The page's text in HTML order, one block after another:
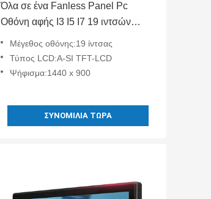
Όλα σε ένα Fanless Panel Pc
Οθόνη αφής I3 I5 I7 19 ιντσών
Μέγεθος οθόνης:19 ίντσας
Τύπος LCD:A-SI TFT-LCD
Ψήφισμα:1440 x 900
ΣΥΝΟΜΙΛΊΑ ΤΏΡΑ